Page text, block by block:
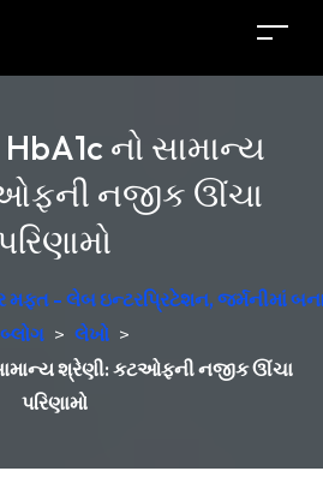
નો સામાન્ય
નજીક ઊંચા
- લેબ ઇન્ટરપ્રિટેશન, જર્મનીમાં
બ્લોગ > લેખો >
શ્રેણી: કટઓફની નજીક ઊંચા
પરિણામો